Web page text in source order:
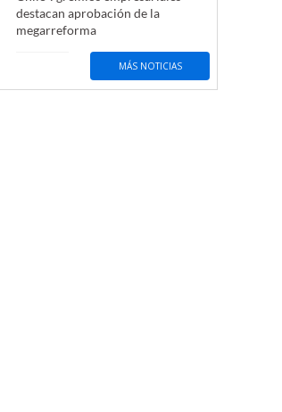
destacan aprobación de la
megarreforma
MÁS NOTICIAS